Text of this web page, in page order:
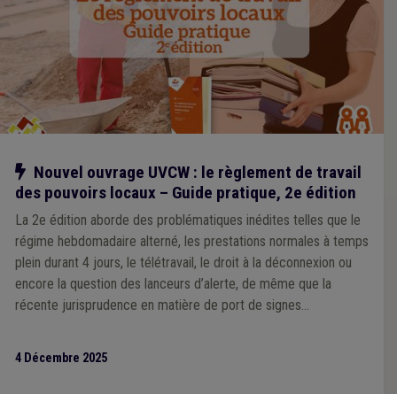
Notre action
Nouvel ouvrage UVCW : le règlement de travail
des pouvoirs locaux – Guide pratique, 2e édition
La 2e édition aborde des problématiques inédites telles que le
régime hebdomadaire alterné, les prestations normales à temps
plein durant 4 jours, le télétravail, le droit à la déconnexion ou
encore la question des lanceurs d’alerte, de même que la
récente jurisprudence en matière de port de signes
4 Décembre 2025